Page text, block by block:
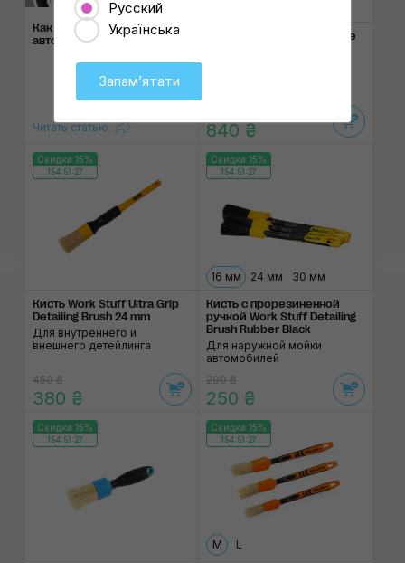
Как правильно помыть
автомобиль
Читать статью
Гибридная кисть MaxShine
840 ₴
Скидка 15%
154:51:27
Кисть Work Stuff Ultra Grip
Detailing Brush 24 mm
Для внутреннего и
внешнего детейлинга
450 ₴
380 ₴
Скидка 15%
154:51:27
16 мм 24 мм 30 мм
Кисть с прорезинен­ной
ручкой Work Stuff Detailing
Brush Rubber Black
Для наружной мойки
автомобилей
290 ₴
250 ₴
Скидка 15%
154:51:27
Скидка 15%
154:51:27
M L
Русский
Українська
Запамʼятати